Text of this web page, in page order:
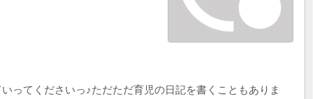
ってくださいっ♪ただただ育児の日記を書くこともありま